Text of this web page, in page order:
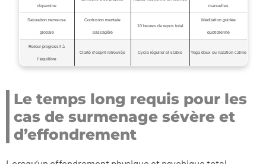
dopamine manuelles
Saturation nerveuse
globale
Confusion mentale
passagère
10 heures de repos total
Méditation guidée
quotidienne
Retour progressif à
l’équilibre
Clarté d’esprit retrouvée Cycle régulier et stable Yoga doux ou natation calme
Le temps long requis pour les
cas de surmenage sévère et
d’effondrement